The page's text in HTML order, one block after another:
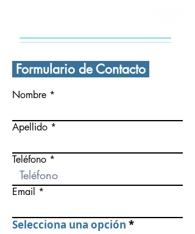
Formulario de Contacto
Nombre
Apellido
Teléfono
Email
Selecciona una opción *